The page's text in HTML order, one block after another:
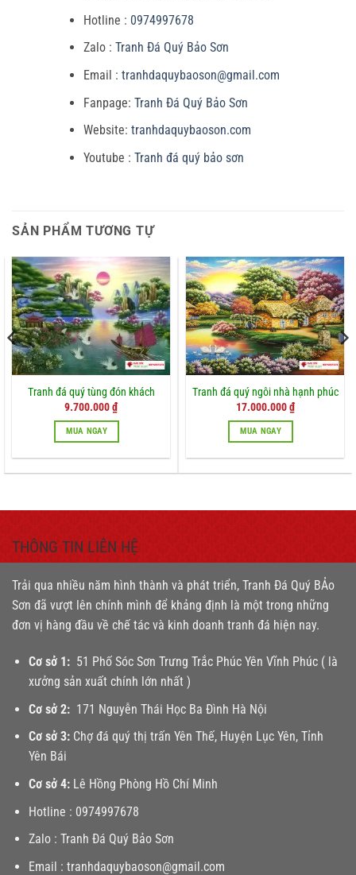
Hotline : 0974997678
Zalo : Tranh Đá Quý Bảo Sơn
Email : tranhdaquybaoson@gmail.com
Fanpage: Tranh Đá Quý Bảo Sơn
Website: tranhdaquybaoson.com
Youtube : Tranh đá quý bảo sơn
SẢN PHẨM TƯƠNG TỰ
Tranh đá quý tùng đón khách
9.700.000₫
MUA NGAY
Tranh đá quý ngôi nhà hạnh phúc
17.000.000₫
MUA NGAY
THÔNG TIN LIÊN HỆ
Trải qua nhiều năm hình thành và phát triển, Tranh Đá Quý BẢo
Sơn đã vượt lên chính mình để khảng định là một trong những
đơn vị hàng đầu về chế tác và kinh doanh tranh đá hiện nay.
Cơ sở 1:51 Phố Sóc Sơn Trưng Trắc Phúc Yên Vĩnh Phúc ( là
xưởng sản xuất chính lớn nhất )
Cơ sở 2:171 Nguyễn Thái Học Ba Đình Hà Nội
Cơ sở 3:Chợ đá quý thị trấn Yên Thế, Huyện Lục Yên, Tỉnh
Yên Bái
Cơ sở 4:Lê Hồng Phòng Hồ Chí Minh
Hotline : 0974997678
Zalo : Tranh Đá Quý Bảo Sơn
Email : tranhdaquybaoson@gmail.com